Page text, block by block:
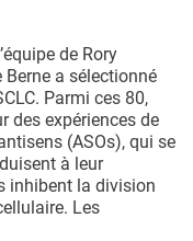
de Rory
a sélectionné
Parmi ces 80,
des expériences de
(ASOs), qui se
à leur
inhibent la division
Les